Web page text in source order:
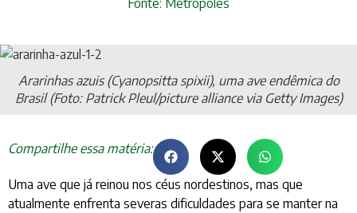
Fonte: Metrópoles
Ararinhas azuis (Cyanopsitta spixii), uma ave endêmica do
Brasil (Foto: Patrick Pleul/picture alliance via Getty Images)
Compartilhe essa matéria:
Uma ave que já reinou nos céus nordestinos, mas que
atualmente enfrenta severas dificuldades para se manter na